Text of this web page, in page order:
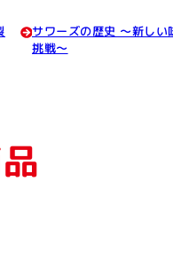
サワーズの歴史 ～新しい
挑戦～